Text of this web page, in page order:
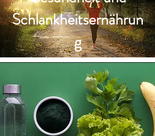
Schlankheitsernährun
g